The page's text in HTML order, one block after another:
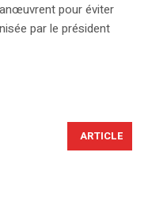
pour éviter
par le président
ARTICLE